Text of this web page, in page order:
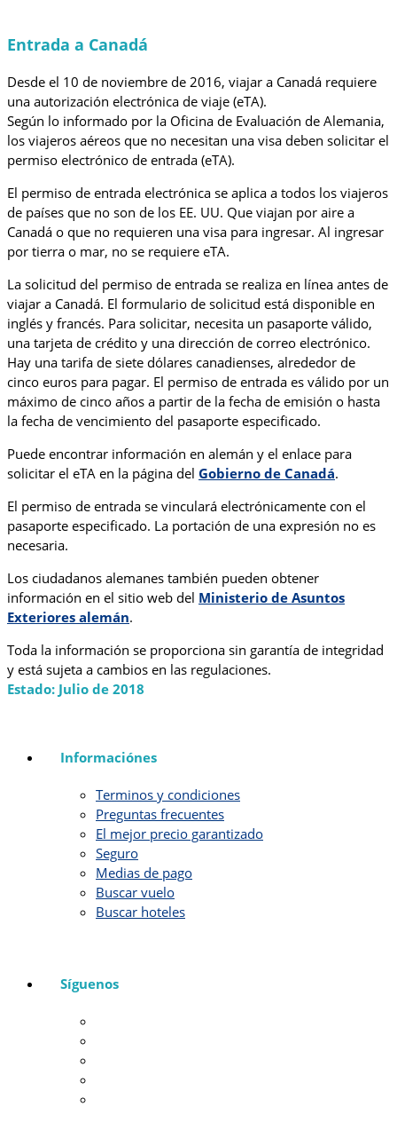
Entrada a Canadá
Desde el 10 de noviembre de 2016, viajar a Canadá requiere
una autorización electrónica de viaje (eTA).
Según lo informado por la Oficina de Evaluación de Alemania,
los viajeros aéreos que no necesitan una visa deben solicitar el
permiso electrónico de entrada (eTA).
El permiso de entrada electrónica se aplica a todos los viajeros
de países que no son de los EE. UU. Que viajan por aire a
Canadá o que no requieren una visa para ingresar. Al ingresar
por tierra o mar, no se requiere eTA.
La solicitud del permiso de entrada se realiza en línea antes de
viajar a Canadá. El formulario de solicitud está disponible en
inglés y francés. Para solicitar, necesita un pasaporte válido,
una tarjeta de crédito y una dirección de correo electrónico.
Hay una tarifa de siete dólares canadienses, alrededor de
cinco euros para pagar. El permiso de entrada es válido por un
máximo de cinco años a partir de la fecha de emisión o hasta
la fecha de vencimiento del pasaporte especificado.
Puede encontrar información en alemán y el enlace para
solicitar el eTA en la página del Gobierno de Canadá.
El permiso de entrada se vinculará electrónicamente con el
pasaporte especificado. La portación de una expresión no es
necesaria.
Los ciudadanos alemanes también pueden obtener
información en el sitio web del Ministerio de Asuntos
Exteriores alemán.
Toda la información se proporciona sin garantía de integridad
y está sujeta a cambios en las regulaciones.
Estado: Julio de 2018
Informaciónes
Terminos y condiciones
Preguntas frecuentes
El mejor precio garantizado
Seguro
Medias de pago
Buscar vuelo
Buscar hoteles
Síguenos